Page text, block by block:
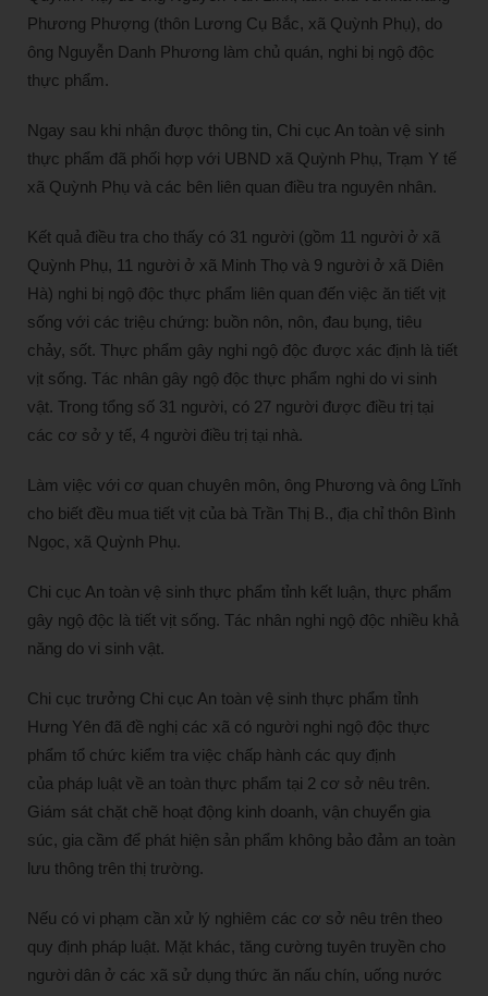
Phương Phượng (thôn Lương Cụ Bắc, xã Quỳnh Phụ), do
ông Nguyễn Danh Phương làm chủ quán, nghi bị ngộ độc
thực phẩm.
Ngay sau khi nhận được thông tin, Chi cục An toàn vệ sinh
thực phẩm đã phối hợp với UBND xã Quỳnh Phụ, Trạm Y tế
xã Quỳnh Phụ và các bên liên quan điều tra nguyên nhân.
Kết quả điều tra cho thấy có 31 người (gồm 11 người ở xã
Quỳnh Phụ, 11 người ở xã Minh Thọ và 9 người ở xã Diên
Hà) nghi bị ngộ độc thực phẩm liên quan đến việc ăn tiết vịt
sống với các triệu chứng: buồn nôn, nôn, đau bụng, tiêu
chảy, sốt. Thực phẩm gây nghi ngộ độc được xác định là tiết
vịt sống. Tác nhân gây ngộ độc thực phẩm nghi do vi sinh
vật. Trong tổng số 31 người, có 27 người được điều trị tại
các cơ sở y tế, 4 người điều trị tại nhà.
Làm việc với cơ quan chuyên môn, ông Phương và ông Lĩnh
cho biết đều mua tiết vịt của bà Trần Thị B., địa chỉ thôn Bình
Ngọc, xã Quỳnh Phụ.
Chi cục An toàn vệ sinh thực phẩm tỉnh kết luận, thực phẩm
gây ngộ độc là tiết vịt sống. Tác nhân nghi ngộ độc nhiều khả
năng do vi sinh vật.
Chi cục trưởng Chi cục An toàn vệ sinh thực phẩm tỉnh
Hưng Yên đã đề nghị các xã có người nghi ngộ độc thực
phẩm tổ chức kiểm tra việc chấp hành các quy định
của pháp luật về an toàn thực phẩm tại 2 cơ sở nêu trên.
Giám sát chặt chẽ hoạt động kinh doanh, vận chuyển gia
súc, gia cầm để phát hiện sản phẩm không bảo đảm an toàn
lưu thông trên thị trường.
Nếu có vi phạm cần xử lý nghiêm các cơ sở nêu trên theo
quy định pháp luật. Mặt khác, tăng cường tuyên truyền cho
người dân ở các xã sử dụng thức ăn nấu chín, uống nước